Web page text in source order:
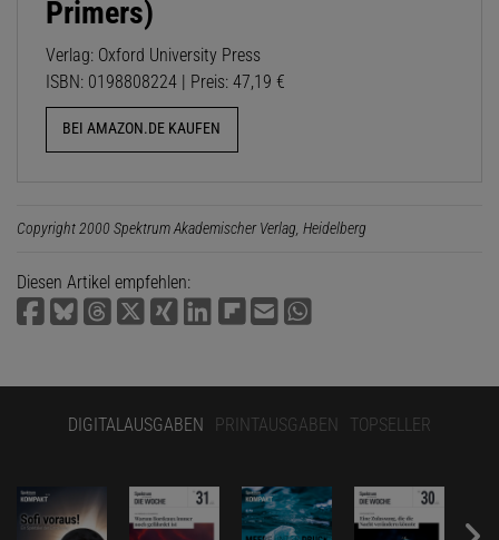
Primers)
Verlag: Oxford University Press
ISBN: 0198808224 | Preis: 47,19 €
BEI AMAZON.DE KAUFEN
Copyright 2000 Spektrum Akademischer Verlag, Heidelberg
Diesen Artikel empfehlen:
DIGITALAUSGABEN PRINTAUSGABEN TOPSELLER